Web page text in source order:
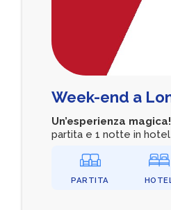
Week-end a
Un’esperienza magica!
partita e 1 notte in
PARTITA HOTEL